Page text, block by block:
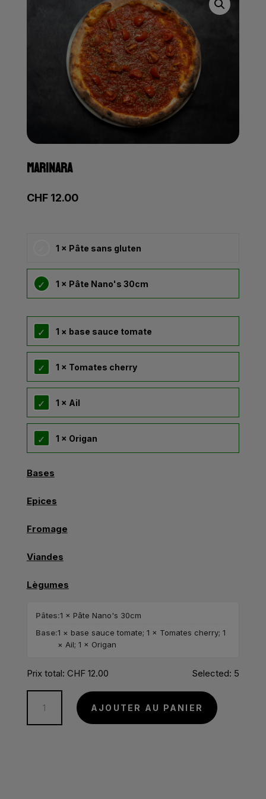
MARINARA
CHF12.00
1 × Pâte sans gluten
1 × Pâte Nano's 30cm
1 × base sauce tomate
1 × Tomates cherry
1 × Ail
1 × Origan
Bases
Epices
Fromage
Viandes
Lègumes
Pâtes:1 × Pâte Nano's 30cm
Base:1 × base sauce tomate; 1 × Tomates cherry; 1
× Ail; 1 × Origan
Prix total: CHF12.00 Selected: 5
AJOUTER AU PANIER